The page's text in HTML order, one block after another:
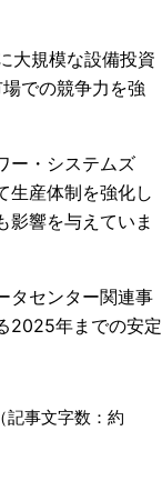
大規模な設備投資
での競争力を強
ー・システムズ
生産体制を強化し
影響を与えていま
タセンター関連事
2025年までの安定
記事文字数：約